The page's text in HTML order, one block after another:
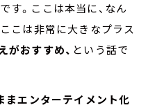
す。ここは本当に、なん
こは非常に大きなプラス
がおすすめ、 という話で
まエンターテイメント化